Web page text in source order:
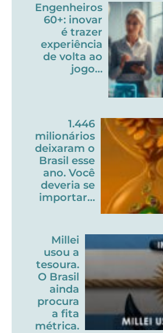
Engenheiros
60+: inovar
é trazer
experiência
de volta ao
jogo…
1.446
milionários
deixaram o
Brasil esse
ano. Você
deveria se
importar…
Millei
usou a
tesoura.
O Brasil
ainda
procura
a fita
métrica.